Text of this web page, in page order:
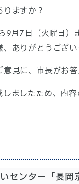
りますか？
9月7日（火曜日）
ありがとうござい
見に、市長がお答
ましたため、内容
センター「長岡